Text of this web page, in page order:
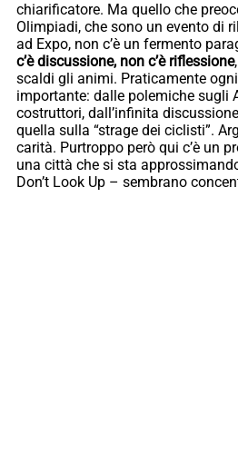
chiarificatore. Ma quello che
Olimpiadi, che sono un evento di
ad Expo, non c’è un fermento
c’è discussione, non c’è riflessione
scaldi gli animi. Praticamente
importante: dalle polemiche sugli
costruttori, dall’infinita
quella sulla “strage dei ciclisti”.
carità. Purtroppo però qui c’è un
una città che si sta
Don’t Look Up – sembrano